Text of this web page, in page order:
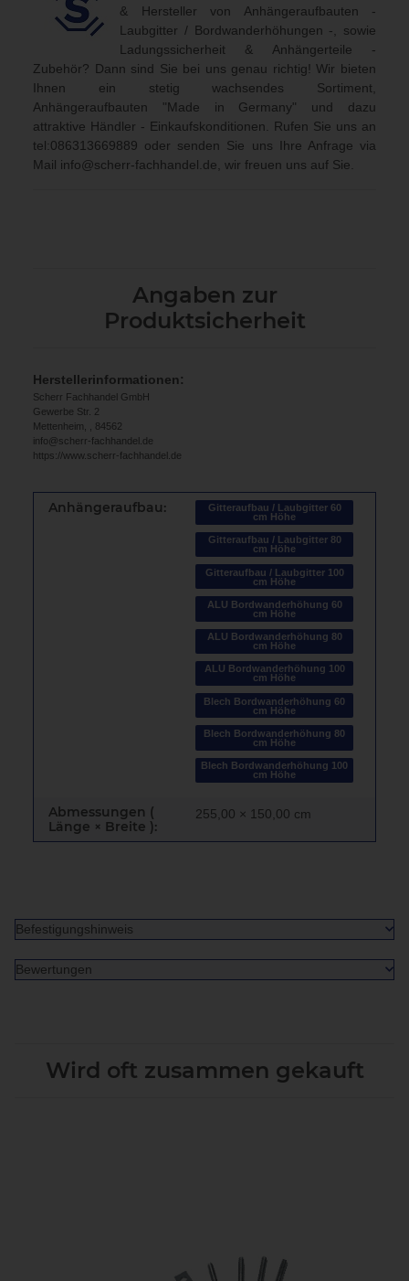
& Hersteller von Anhängeraufbauten -
Laubgitter / Bordwanderhöhungen -, sowie
Ladungssicherheit & Anhängerteile -
Zubehör? Dann sind Sie bei uns genau richtig! Wir bieten
Ihnen ein stetig wachsendes Sortiment,
Anhängeraufbauten "Made in Germany" und dazu
attraktive Händler - Einkaufskonditionen. Rufen Sie uns an
tel:086313669889 oder senden Sie uns Ihre Anfrage via
Mail info@scherr-fachhandel.de , wir freuen uns auf Sie.
Angaben zur
Produktsicherheit
Herstellerinformationen:
Scherr Fachhandel GmbH
Gewerbe Str. 2
Mettenheim, , 84562
info@scherr-fachhandel.de
https://www.scherr-fachhandel.de
Anhängeraufbau:
Gitteraufbau / Laubgitter 60
cm Höhe
Gitteraufbau / Laubgitter 80
cm Höhe
Gitteraufbau / Laubgitter 100
cm Höhe
ALU Bordwanderhöhung 60
cm Höhe
ALU Bordwanderhöhung 80
cm Höhe
ALU Bordwanderhöhung 100
cm Höhe
Blech Bordwanderhöhung 60
cm Höhe
Blech Bordwanderhöhung 80
cm Höhe
Blech Bordwanderhöhung 100
cm Höhe
Abmessungen (
Länge × Breite ):
255,00 × 150,00 cm
Befestigungshinweis
Bewertungen
Wird oft zusammen gekauft